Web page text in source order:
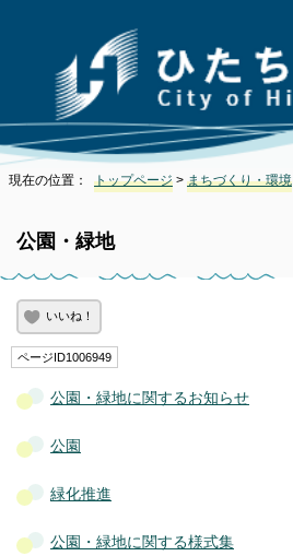
現在の位置： トップページ > まちづくり・環境
公園・緑地
いいね！
ページID1006949
公園・緑地に関するお知らせ
公園
緑化推進
公園・緑地に関する様式集